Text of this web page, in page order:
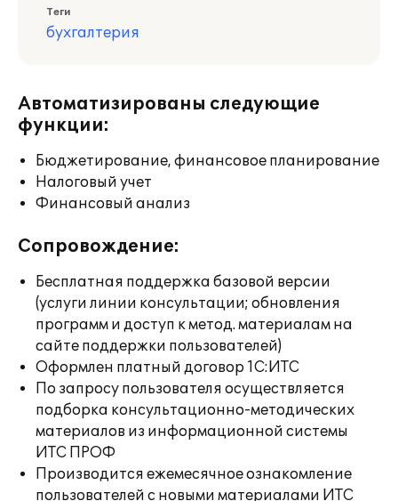
Теги
бухгалтерия
Автоматизированы следующие
функции:
Бюджетирование, финансовое планирование
Налоговый учет
Финансовый анализ
Сопровождение:
Бесплатная поддержка базовой версии
(услуги линии консультации; обновления
программ и доступ к метод. материалам на
сайте поддержки пользователей)
Оформлен платный договор 1С:ИТС
По запросу пользователя осуществляется
подборка консультационно-методических
материалов из информационной системы
ИТС ПРОФ
Производится ежемесячное ознакомление
пользователей с новыми материалами ИТС